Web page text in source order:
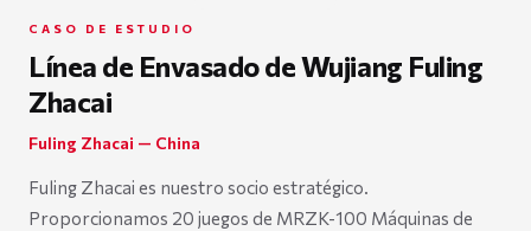
CASO DE ESTUDIO
Línea de Envasado de Wujiang Fuling
Zhacai
Fuling Zhacai — China
Fuling Zhacai es nuestro socio estratégico.
Proporcionamos 20 juegos de MRZK-100 Máquinas de